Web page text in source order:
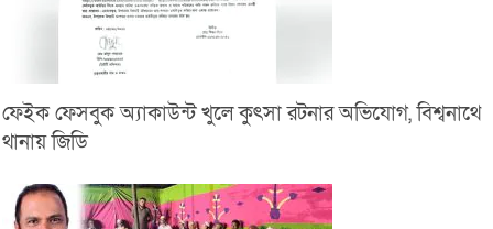
ফেইক ফেসবুক অ্যাকাউন্ট খুলে কুৎসা রটনার অভিযোগ, বিশ্বনাথে
থানায় জিডি